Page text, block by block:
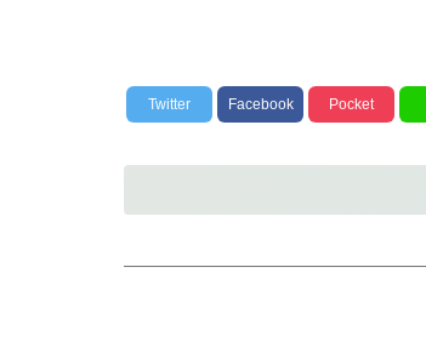
Twitter Facebook Pocket